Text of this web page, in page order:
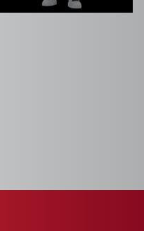
optimise machine